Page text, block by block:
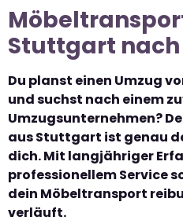
Stuttgart nach
Du planst einen Umzug
und suchst nach einem
Umzugsunternehmen?
aus Stuttgart ist genau
dich. Mit langjähriger
professionellem Service
dein Möbeltransport
verläuft.